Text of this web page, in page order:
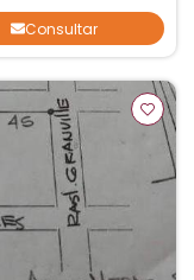
Consultar